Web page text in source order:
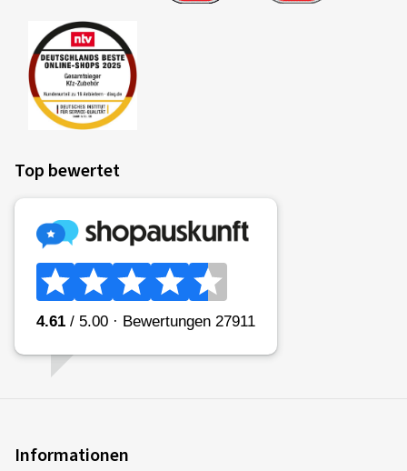
Top bewertet
Informationen